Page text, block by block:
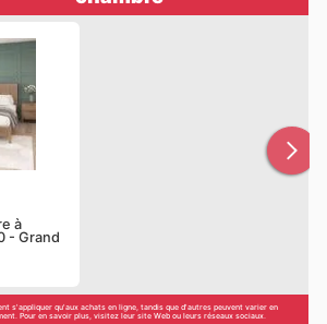
à
- Grand
s'appliquer qu'aux achats en ligne, tandis que d'autres peuvent varier en
Pour en savoir plus, visitez leur site Web ou leurs réseaux sociaux.